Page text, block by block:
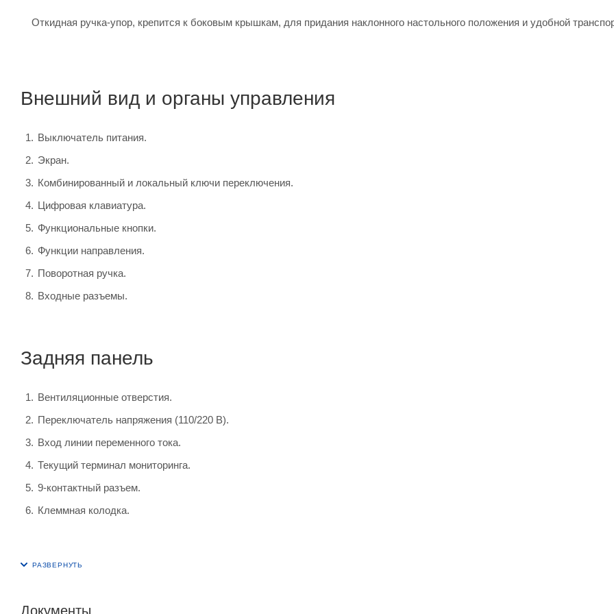
Откидная ручка-упор, крепится к боковым крышкам, для придания наклонного настольного положения и удобной
Внешний вид и органы управления
Выключатель питания.
Экран.
Комбинированный и локальный ключи переключения.
Цифровая клавиатура.
Функциональные кнопки.
Функции направления.
Поворотная ручка.
Входные разъемы.
Задняя панель
Вентиляционные отверстия.
Переключатель напряжения (110/220 В).
Вход линии переменного тока.
Текущий терминал мониторинга.
9-контактный разъем.
Клеммная колодка.
Документы